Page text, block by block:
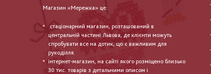
Магазин «Мережка» це:
стаціонарний магазин, розташований в
центральній частині Львова, де клієнти можуть
спробувати все на дотик, що є важливим для
рукоділля.
інтернет-магазин, на сайті якого розміщено близько
30 тис. товарів з детальними описом і